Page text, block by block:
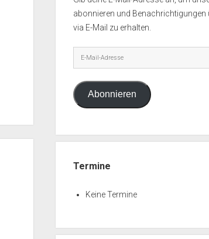
abonnieren und Benachrichtigungen
via E-Mail zu erhalten.
Mail-
Adresse
Abonnieren
Termine
Keine Termine